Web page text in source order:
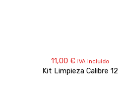
11,00 € IVA incluido
Kit Limpieza Calibre 12